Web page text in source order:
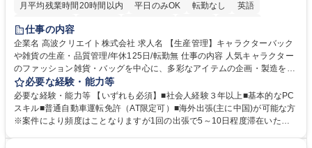
月平均残業時間20時間以内
平日のみOK 転勤なし
英語
住宅手当あり
完全週休2日制
交通費支給 駅近5分以内 中国語 土日祝休み
仕事の内容
企業名 高波クリエイト株式会社 求人名 【生産管理】キャラクターバック
や雑貨の生産・品質管理/年休125日/転勤無 仕事の内容 人気キャラクター
のファッション雑貨・バッグを中心に、多彩なアイテムの企画・製造を手
掛ける当社にて、自社企画・開発商品の生産管理・品質管理を担当。『か
わいい』を届けるやりがいのあるポジションです。 有名ブランドやキャラ
クターライセンスを活用した商品の企画・開発・販売を行っています。企
画段階から納品まで、商品の製造に関わる全てのプロセスにおいて、生産
必要な経験・能力等
必要な経験・能力等 【いずれも必須】■社会人経験３年以上■基本的なPC
スキル■普通自動車運転免許（AT限定可）■海外出張(主に中国)が可能な方
※案件により頻度はことなりますが1回の出張で5～10日程度滞在いただ